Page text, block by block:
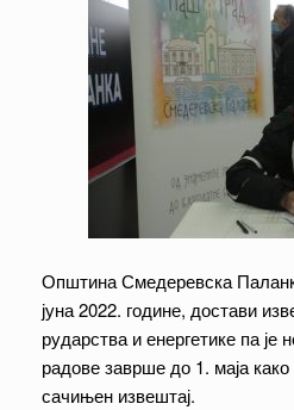
Општина Смедеревска
јуна 2022. године, достави
рударства и енергетике па је
радове заврше до 1. маја
сачињен извештај.